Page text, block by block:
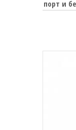
порт и